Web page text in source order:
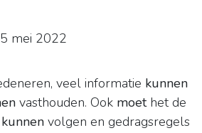
mei 2022
veel informatie kunnen
vasthouden. Ook moethet de
kunnen volgen en gedragsregels